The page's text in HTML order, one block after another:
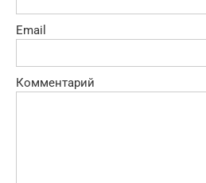
Email
Комментарий